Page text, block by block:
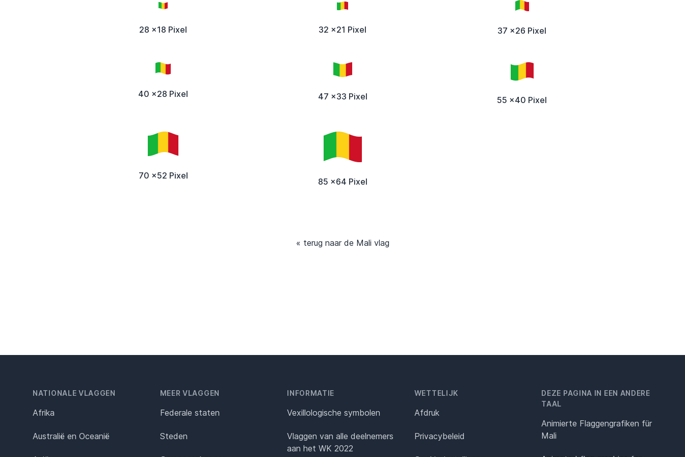
28 x18 Pixel 32 x21 Pixel 37 x26 Pixel
40 x28 Pixel 47 x33 Pixel 55 x40 Pixel
70 x52 Pixel
85 x64 Pixel
« terug naar de Mali vlag
NATIONALE VLAGGEN
Afrika
Australië en Oceanië
MEER VLAGGEN
Federale staten
Steden
INFORMATIE
Vexillologische symbolen
Vlaggen van alle deelnemers
aan het WK 2022
WETTELIJK
Afdruk
Privacybeleid
DEZE PAGINA IN EEN ANDERE
TAAL
Animierte Flaggengrafiken für
Mali